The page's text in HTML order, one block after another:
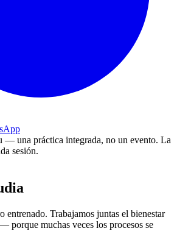
— una práctica integrada, no un evento. La
sesión.
entrenado. Trabajamos juntas el bienestar
porque muchas veces los procesos se